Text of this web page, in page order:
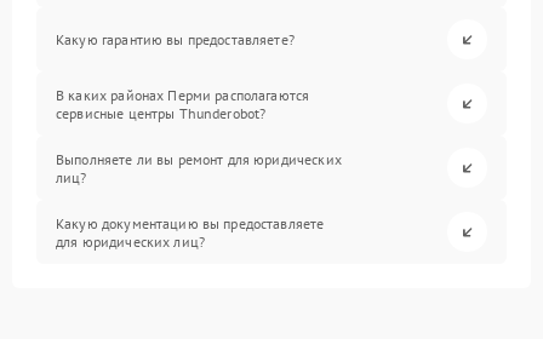
Какую гарантию вы предоставляете?
В каких районах Перми располагаются
сервисные центры Thunderobot?
Выполняете ли вы ремонт для юридических
лиц?
Какую документацию вы предоставляете
для юридических лиц?